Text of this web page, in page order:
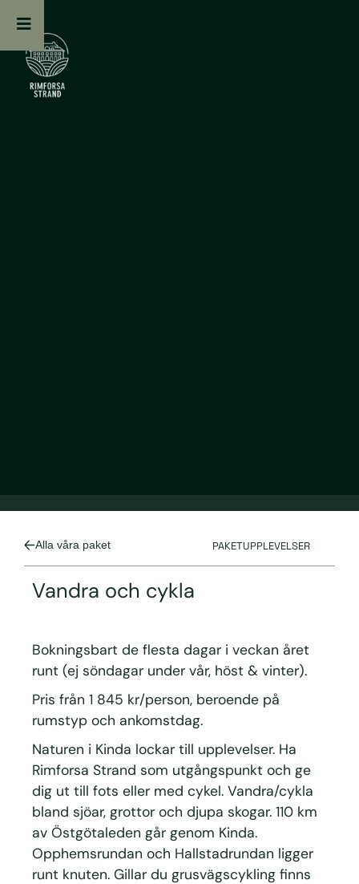
Alla våra paket PAKETUPPLEVELSER
Vandra och cykla
Bokningsbart de flesta dagar i veckan året
runt (ej söndagar under vår, höst & vinter).
Pris från 1 845 kr/person, beroende på
rumstyp och ankomstdag.
Naturen i Kinda lockar till upplevelser. Ha
Rimforsa Strand som utgångspunkt och ge
dig ut till fots eller med cykel. Vandra/cykla
bland sjöar, grottor och djupa skogar. 110 km
av Östgötaleden går genom Kinda.
Opphemsrundan och Hallstadrundan ligger
runt knuten. Gillar du grusvägscykling finns